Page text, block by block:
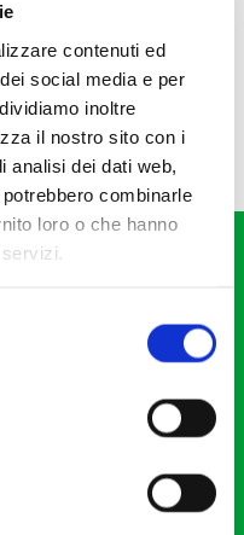
contenuti ed
social media e per
inoltre
il nostro sito con i
analisi dei dati web,
combinarle
loro o che hanno